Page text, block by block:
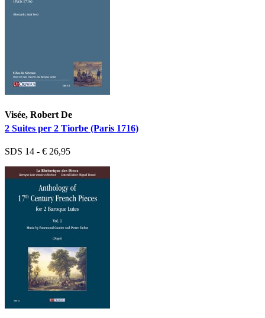
Visée, Robert De
2 Suites per 2 Tiorbe (Paris 1716)
SDS 14 - € 26,95